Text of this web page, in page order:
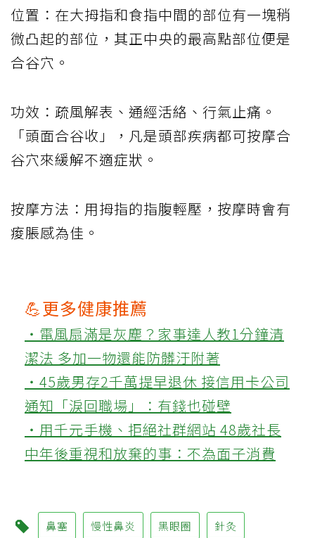
位置：在大拇指和食指中間的部位有一塊稍
微凸起的部位，其正中央的最高點部位便是
合谷穴。
功效：疏風解表、通經活絡、行氣止痛。
「頭面合谷收」，凡是頭部疾病都可按摩合
谷穴來緩解不適症狀。
按摩方法：用拇指的指腹輕壓，按摩時會有
痠脹感為佳。
💪更多健康推薦
‧電風扇滿是灰塵？家事達人教1分鐘清
潔法 多加一物還能防髒汙附著
‧45歲男存2千萬提早退休 接信用卡公司
通知「淚回職場」：有錢也碰壁
‧用千元手機、拒絕社群網站 48歲社長
中年後重視和放棄的事：不為面子消費
鼻塞 慢性鼻炎 黑眼圈 針灸